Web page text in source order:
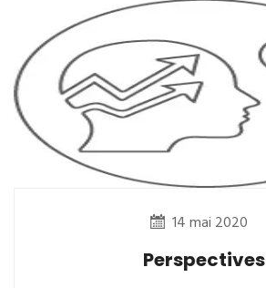
14 mai 2020
Perspectives